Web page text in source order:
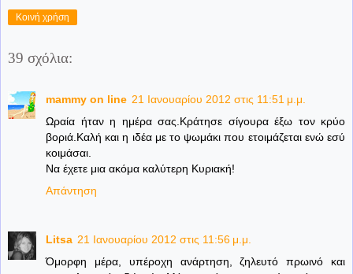
Κοινή χρήση
39 σχόλια:
mammy on line 21 Ιανουαρίου 2012 στις 11:51 μ.μ.
Ωραία ήταν η ημέρα σας.Κράτησε σίγουρα έξω τον κρύο
βοριά.Καλή και η ιδέα με το ψωμάκι που ετοιμάζεται ενώ εσύ
κοιμάσαι.
Να έχετε μια ακόμα καλύτερη Κυριακή!
Απάντηση
Litsa 21 Ιανουαρίου 2012 στις 11:56 μ.μ.
Όμορφη μέρα, υπέροχη ανάρτηση, ζηλευτό πρωινό και